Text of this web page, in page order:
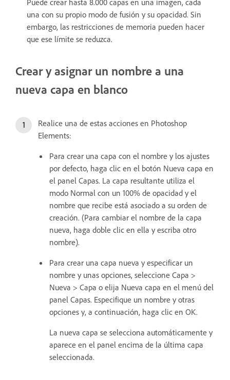
una con su propio modo de fusión y su opacidad. Sin
embargo, las restricciones de memoria pueden hacer
que ese límite se reduzca.
Crear y asignar un nombre a una
nueva capa en blanco
Realice una de estas acciones en Photoshop
Elements:
Para crear una capa con el nombre y los ajustes
por defecto, haga clic en el botón Nueva capa en
el panel Capas. La capa resultante utiliza el
modo Normal con un 100% de opacidad y el
nombre que recibe está asociado a su orden de
creación. (Para cambiar el nombre de la capa
nueva, haga doble clic en ella y escriba otro
nombre).
Para crear una capa nueva y especificar un
nombre y unas opciones, seleccione Capa >
Nueva > Capa o elija Nueva capa en el menú del
panel Capas. Especifique un nombre y otras
opciones y, a continuación, haga clic en OK.
La nueva capa se selecciona automáticamente y
aparece en el panel encima de la última capa
seleccionada.